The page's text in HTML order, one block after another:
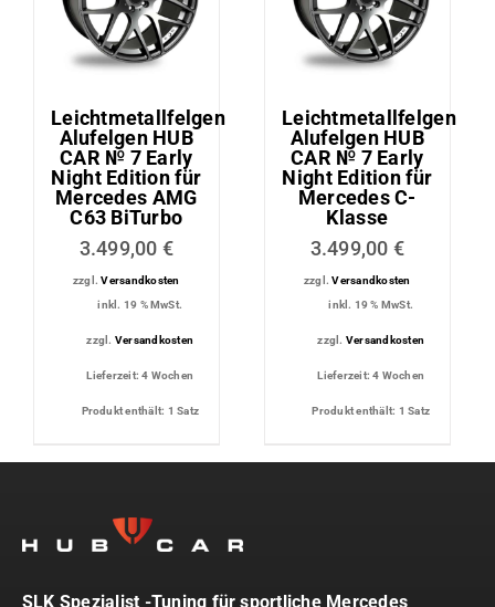
Leichtmetallfelgen
Alufelgen HUB
CAR № 7 Early
Night Edition für
Mercedes AMG
C63 BiTurbo
3.499,00 €
zzgl.Versandkosten
inkl. 19 % MwSt.
zzgl. Versandkosten
Lieferzeit:4 Wochen
Produkt enthält: 1Satz
Leichtmetallfelgen
Alufelgen HUB
CAR № 7 Early
Night Edition für
Mercedes C-
Klasse
3.499,00 €
zzgl.Versandkosten
inkl. 19 % MwSt.
zzgl. Versandkosten
Lieferzeit:4 Wochen
Produkt enthält: 1Satz
SLK Spezialist -Tuning für sportliche Mercedes